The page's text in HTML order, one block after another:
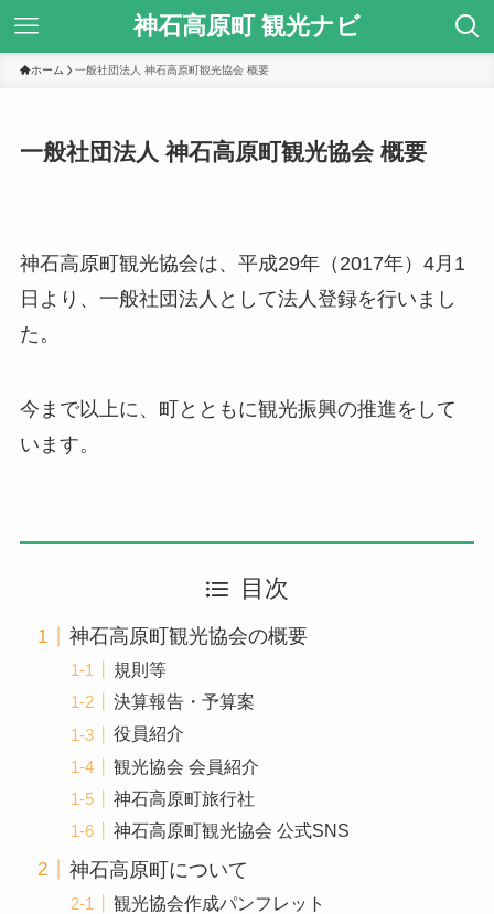
神石高原町 観光ナビ
ホーム 一般社団法人 神石高原町観光協会 概要
一般社団法人 神石高原町観光協会 概要
神石高原町観光協会は、平成29年（2017年）4月1
日より、一般社団法人として法人登録を行いまし
た。
今まで以上に、町とともに観光振興の推進をして
います。
目次
神石高原町観光協会の概要
規則等
決算報告・予算案
役員紹介
観光協会 会員紹介
神石高原町旅行社
神石高原町観光協会 公式SNS
神石高原町について
観光協会作成パンフレット